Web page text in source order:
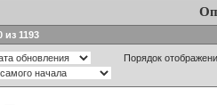
1193
Порядок